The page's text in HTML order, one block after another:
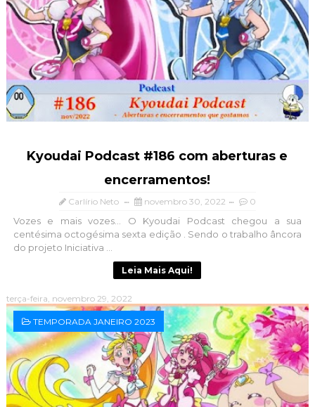
Kyoudai Podcast #186 com aberturas e
encerramentos!
Carlírio Neto novembro 30, 2022 0
Vozes e mais vozes... O Kyoudai Podcast chegou a sua
centésima octogésima sexta edição . Sendo o trabalho âncora
do projeto Iniciativa ...
Leia Mais Aqui!
terça-feira, novembro 29, 2022
TEMPORADA JANEIRO 2023